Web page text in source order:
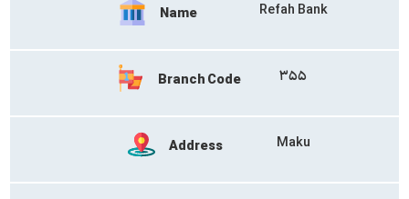
Name Refah Bank
Branch Code ۳۵۵
Address Maku